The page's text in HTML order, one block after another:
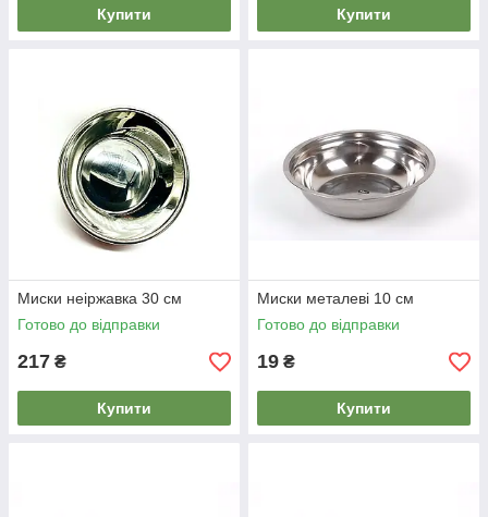
Купити Купити
Миски неіржавка 30 см
Готово до відправки
217 ₴
Купити
Миски металеві 10 см
Готово до відправки
19 ₴
Купити